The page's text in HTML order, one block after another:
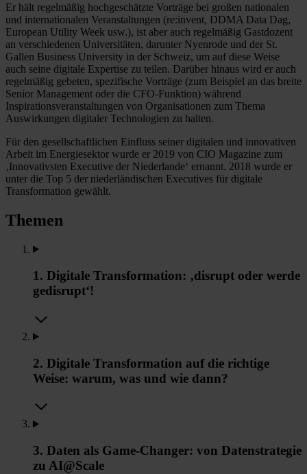
Er hält regelmäßig hochgeschätzte Vorträge bei großen nationalen
und internationalen Veranstaltungen (re:invent, DDMA Data Dag,
European Utility Week usw.), ist aber auch regelmäßig Gastdozent
an verschiedenen Universitäten, darunter Nyenrode und der St.
Gallen Business University in der Schweiz, um auf diese Weise
auch seine digitale Expertise zu teilen. Darüber hinaus wird er auch
regelmäßig gebeten, spezifische Vorträge (zum Beispiel an das breite
Senior Management oder die CFO-Funktion) während
Inspirationsveranstaltungen von Organisationen zum Thema
Auswirkungen digitaler Technologien zu halten.
Für den gesellschaftlichen Einfluss seiner digitalen und innovativen
Arbeit im Energiesektor wurde er 2019 von CIO Magazine zum
‚Innovativsten Executive der Niederlande‘ ernannt. 2018 wurde er
unter die Top 5 der niederländischen Executives für digitale
Transformation gewählt.
Themen
1. Digitale Transformation: ‚disrupt oder werde
gedisrupt‘!
2. Digitale Transformation auf die richtige
Weise: warum, was und wie dann?
3. Daten als Game-Changer: von Datenstrategie
zu AI@Scale